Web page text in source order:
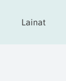
Lainat